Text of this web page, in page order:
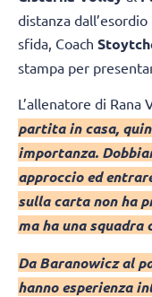
distanza
sfida, Coach
stampa per
L’allenatore di Rana
partita in casa,
importanza.
approccio ed
sulla carta non ha
ma ha una squadra
Da Baranowicz al
hanno esperienza